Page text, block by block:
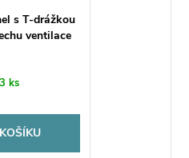
s T-drážkou
ventilace
3 ks